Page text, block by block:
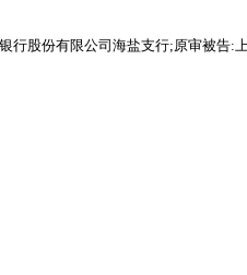
股份有限公司海盐支行;原审被告: